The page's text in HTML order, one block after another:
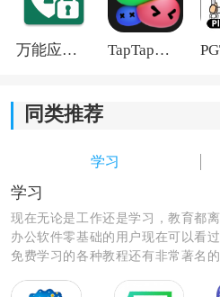
的实际应用。
2)支持个人题库，可以自行收
理知识。
万能应用隐藏 TapTap国际版2026
同类推荐
学习
学习
现在无论是工作还是学习，教育都
办公软件零基础的用户现在可以看
免费学习的各种教程还有非常著名